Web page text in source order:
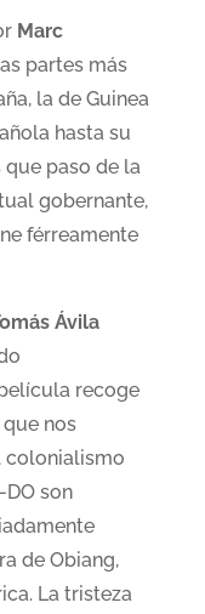
Marc
partes más
la de Guinea
hasta su
que paso de la
gobernante,
férreamente
Ávila
recoge
nos
colonialismo
son
de Obiang,
La tristeza